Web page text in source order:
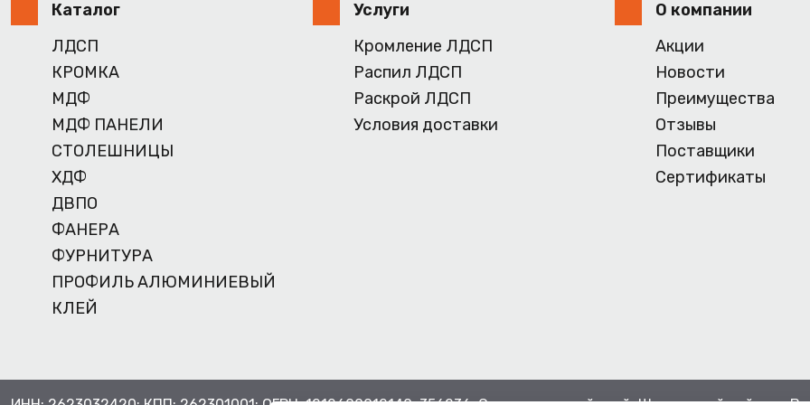
Каталог
ЛДСП
КРОМКА
МДФ
МДФ ПАНЕЛИ
СТОЛЕШНИЦЫ
ХДФ
ДВПО
ФАНЕРА
ФУРНИТУРА
ПРОФИЛЬ АЛЮМИНИЕВЫЙ
КЛЕЙ
Услуги
Кромление ЛДСП
Распил ЛДСП
Раскрой ЛДСП
Условия доставки
О компании
Акции
Новости
Преимущества
Отзывы
Поставщики
Сертификаты